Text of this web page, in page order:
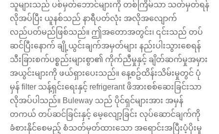
သူများသည် ပစ်မှတ်ဘောင်များကို တစ်ကြိမ်သာ သတ်မှတ်ရန်
လိုအပ်ပြီး ယူနစ်သည် နာရီပတ်လုံး အလိုအလျောက်
လည်ပတ်မည်ဖြစ်သည်။ ဤအတောအတွင်း၊ ၎င်းသည် တပ်
ဆင်ပြီးနောက် ချို့ယွင်းချက်အမှတ်များ နည်းပါးသွားစေရန်
သီးခြားစက်ပစ္စည်းများစွာ၏ ကိုက်ညီမှုနှင့် ချိတ်ဆက်မှုအမှား
အယွင်းများကို ဖယ်ရှားပေးသည်။ နေ့စဥ်ထိန်းသိမ်းမှုတွင် ပုံ
မှန် filter သန့်ရှင်းရေးနှင့် refrigerant ဖိအားစစ်ဆေးခြင်းသာ
လိုအပ်ပါသည်။ Buleway သည် ပိုင်ရှင်များအား အမှန်
တကယ် တပ်ဆင်ခြင်းနှင့် မေ့လျော့ခြင်း လုပ်ဆောင်ချက်ကို
ခံစားနိုင်စေမည့် စံသတ်မှတ်ထားသော အရောင်းအပြီးပံ့ပိုးမှု